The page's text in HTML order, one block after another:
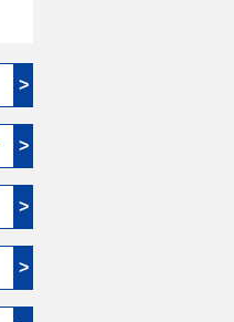
>
>
>
>